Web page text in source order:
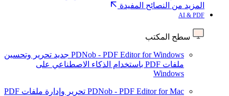
المزيد من النصائح المفيدة
AI & PDF
سطح المكتب
PDNob - PDF Editor for Windows جديد تحرير وتحسين
ملفات PDF باستخدام الذكاء الاصطناعي على
Windows
PDNob - PDF Editor for Mac
تحرير وإدارة ملفات PDF